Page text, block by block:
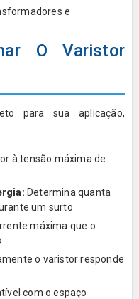
e
O Varistor
para sua aplicação,
à tensão máxima de
Determina quanta
um surto
máxima que o
o varistor responde
com o espaço